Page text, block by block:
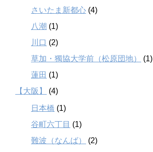
さいたま新都心 (4)
八潮 (1)
川口 (2)
草加・獨協大学前（松原団地）
(1)
蓮田 (1)
【大阪】
(4)
日本橋 (1)
谷町六丁目 (1)
難波（なんば）
(2)